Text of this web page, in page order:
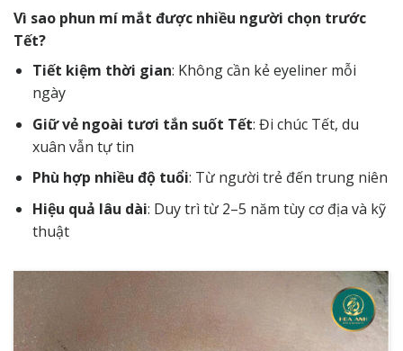
Vì sao phun mí mắt được nhiều người chọn trước
Tết?
Tiết kiệm thời gian: Không cần kẻ eyeliner mỗi
ngày
Giữ vẻ ngoài tươi tắn suốt Tết: Đi chúc Tết, du
xuân vẫn tự tin
Phù hợp nhiều độ tuổi: Từ người trẻ đến trung niên
Hiệu quả lâu dài: Duy trì từ 2–5 năm tùy cơ địa và kỹ
thuật